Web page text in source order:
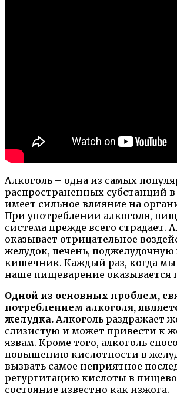
Алкоголь – одна из самых
распространенных субстанций
имеет сильное влияние на
При употреблении алкоголя,
система прежде всего страдает.
оказывает отрицательное
желудок, печень, поджелудочную
кишечник. Каждый раз, когда мы
наше пищеварение оказывается
Одной из основных проблем,
потреблением алкоголя,
желудка. Алкоголь раздражает
слизистую и может привести к
язвам. Кроме того, алкоголь
повышению кислотности в
вызвать самое неприятное
регургитацию кислоты в
состояние известно как изжога.